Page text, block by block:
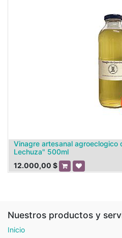
Vinagre artesanal agroeclogico
Lechuza" 500ml
12.000,00 $
Nuestros productos y
Inicio